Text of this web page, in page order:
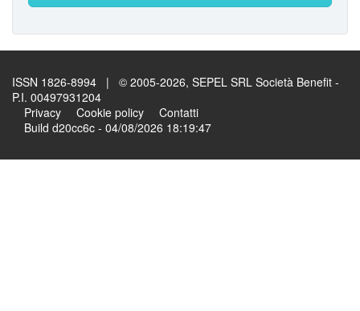
ISSN 1826-8994 | © 2005-2026, SEPEL SRL Società Benefit -
P.I. 00497931204
Privacy
Cookie policy
Contatti
Build d20cc6c - 04/08/2026 18:19:47